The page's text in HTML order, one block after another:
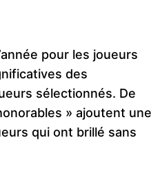
pour les joueurs
des
sélectionnés. De
» ajoutent une
qui ont brillé sans